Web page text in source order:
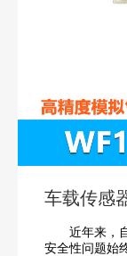
车载传感
近年来，自
安全性问题始